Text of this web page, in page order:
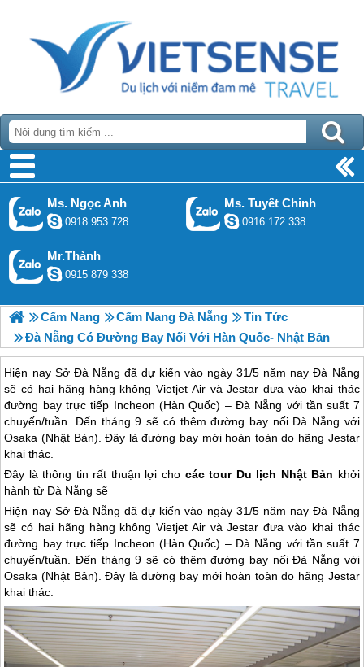
Ms. Ngọc Anh
0918 953 728
Ms. Tuyết Chinh
0916 172 338
Mr.Thành
0915 879 338
Cẩm Nang Cẩm Nang Đà Nẵng
Tin Tức
Đà Nẵng Có Đường Bay Nối Với Hàn Quốc- Nhật Bản
Hiện nay Sở Đà Nẵng đã dự kiến vào ngày 31/5 năm nay Đà Nẵng
sẽ có hai hãng hàng không Vietjet Air và Jestar đưa vào khai thác
đường bay trực tiếp Incheon (Hàn Quốc) – Đà Nẵng với tần suất 7
chuyến/tuần. Đến tháng 9 sẽ có thêm đường bay nối Đà Nẵng với
Osaka (Nhật Bản). Đây là đường bay mới hoàn toàn do hãng Jestar
khai thác.
Đây là thông tin rất thuận lợi cho các tour Du lịch Nhật Bản khởi
hành từ Đà Nẵng sẽ
Hiện nay Sở Đà Nẵng đã dự kiến vào ngày 31/5 năm nayĐà Nẵng
sẽ có hai hãng hàng không Vietjet Air và Jestar đưa vào khai thác
đường bay trực tiếp Incheon (Hàn Quốc) – Đà Nẵng với tần suất 7
chuyến/tuần. Đến tháng 9 sẽ có thêm đường bay nốiĐà Nẵng với
Osaka (Nhật Bản). Đây là đường bay mới hoàn toàn do hãng Jestar
khai thác.